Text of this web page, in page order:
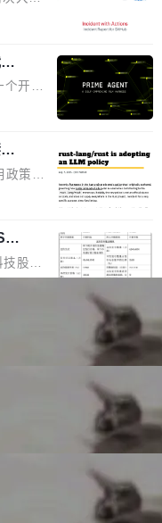
Hopp
更关
开新
者日
产业
顾
片适
互联
进一
时，
层故
、C
完全
第六
Git
数
每周
类
个开源
抽
和 C
试
95.
类专
包装
的设
政策，
这不
纳，
献最
：LLM
能用来
本身
技股份
，杭
售对
Dee
递同
绝包
获得